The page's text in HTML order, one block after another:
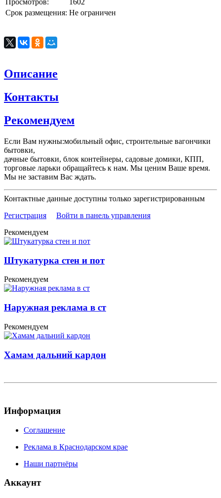
Просмотров:
1602
Срок размещения: Не ограничен
Описание
Контакты
Рекомендуем
Если Вам нужны:мобильный офис, строительные вагончики
бытовки,
дачные бытовки, блок контейнеры, садовые домики, КПП,
торговые ларьки обращайтесь к нам. Мы ценим Ваше время.
Мы не заставим Вас ждать.
Контактные данные доступны только зарегистрированным
Регистрация
Войти в панель управления
Рекомендуем
Штукатурка стен и пот
Рекомендуем
Наружная реклама в ст
Рекомендуем
Хамам дальний кардон
Информация
Соглашение
Реклама в Краснодарском крае
Наши партнёры
Аккаунт